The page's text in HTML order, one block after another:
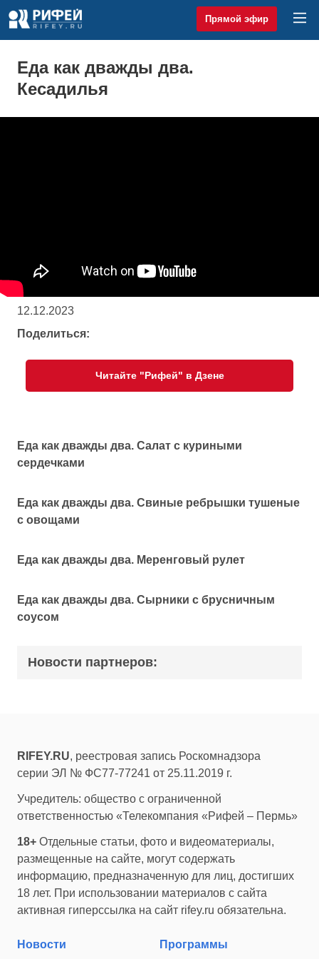
Прямой эфир
Еда как дважды два.
Кесадилья
12.12.2023
Поделиться:
Читайте "Рифей" в Дзене
Еда как дважды два. Салат с куриными
сердечками
Еда как дважды два. Свиные ребрышки тушеные
с овощами
Еда как дважды два. Меренговый рулет
Еда как дважды два. Сырники с брусничным
соусом
Новости партнеров:
RIFEY.RU, реестровая запись Роскомнадзора
серии ЭЛ № ФС77-77241 от 25.11.2019 г.
Учредитель: общество с ограниченной
ответственностью «Телекомпания «Рифей – Пермь»
18+ Отдельные статьи, фото и видеоматериалы,
размещенные на сайте, могут содержать
информацию, предназначенную для лиц, достигших
18 лет. При использовании материалов с сайта
активная гиперссылка на сайт rifey.ru обязательна.
Новости
Программы